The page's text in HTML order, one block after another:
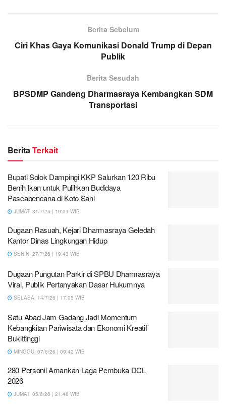
Berita Sebelum
Ciri Khas Gaya Komunikasi Donald Trump di Depan
Publik
Berita Sesudah
BPSDMP Gandeng Dharmasraya Kembangkan SDM
Transportasi
BeritaTerkait
Bupati Solok Dampingi KKP Salurkan 120 Ribu
Benih Ikan untuk Pulihkan Budidaya
Pascabencana di Koto Sani
JUMAT, 31/7/26 | 19:04 WIB
Dugaan Rasuah, Kejari Dharmasraya Geledah
Kantor Dinas Lingkungan Hidup
SENIN, 27/7/26 | 19:43 WIB
Dugaan Pungutan Parkir di SPBU Dharmasraya
Viral, Publik Pertanyakan Dasar Hukumnya
SELASA, 14/7/26 | 17:05 WIB
Satu Abad Jam Gadang Jadi Momentum
Kebangkitan Pariwisata dan Ekonomi Kreatif
Bukittinggi
MINGGU, 07/6/26 | 09:42 WIB
280 Personil Amankan Laga Pembuka DCL
2026
JUMAT, 05/6/26 | 21:48 WIB